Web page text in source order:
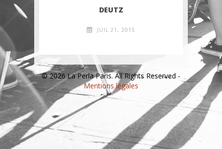
DEUTZ
JUIL 21, 2015
© 2026 La Perla Paris. All Rights Reserved -
Mentions légales